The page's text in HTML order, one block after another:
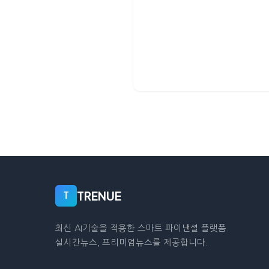
T TRENUE
최신 AI기술을 적용한 스마트 파이낸셜 플랫폼.
실시간뉴스, 프리미엄뉴스를 제공합니다.